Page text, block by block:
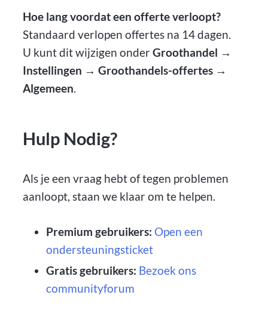
Hoe lang voordat een offerte verloopt?
Standaard verlopen offertes na 14 dagen.
U kunt dit wijzigen onderGroothandel →
Instellingen → Groothandels-offertes →
Algemeen.
Hulp Nodig?
Als je een vraag hebt of tegen problemen
aanloopt, staan we klaar om te helpen.
Premium gebruikers: Open een
ondersteuningsticket
Gratis gebruikers: Bezoek ons
communityforum